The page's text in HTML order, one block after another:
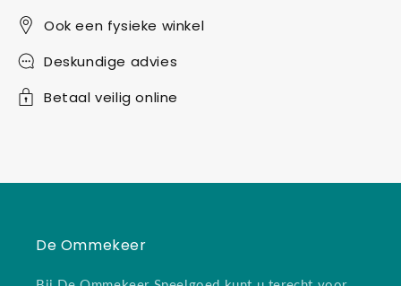
Ook een fysieke winkel
Deskundige advies
Betaal veilig online
De Ommekeer